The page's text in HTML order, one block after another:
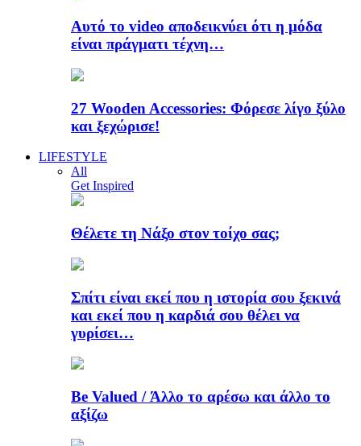
Αυτό το video αποδεικνύει ότι η μόδα
είναι πράγματι τέχνη…
27 Wooden Accessories: Φόρεσε λίγο ξύλο
και ξεχώρισε!
LIFESTYLE
All
Get Inspired
Θέλετε τη Νάξο στον τοίχο σας;
Σπίτι είναι εκεί που η ιστορία σου ξεκινά
και εκεί που η καρδιά σου θέλει να
γυρίσει…
Be Valued / Άλλο το αρέσω και άλλο το
αξίζω